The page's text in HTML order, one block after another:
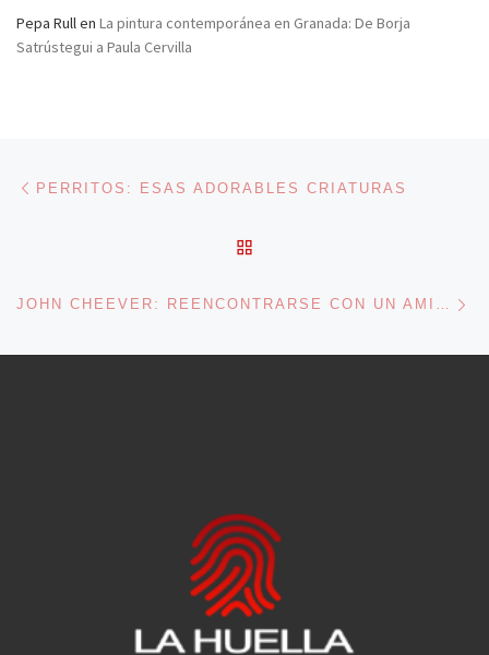
Pepa Rullen La pintura contemporánea en Granada: De Borja
Satrústegui a Paula Cervilla
Navegación de entradas
PERRITOS: ESAS ADORABLES CRIATURAS
JOHN CHEEVER: REENCONTRARSE CON UN AMIGO